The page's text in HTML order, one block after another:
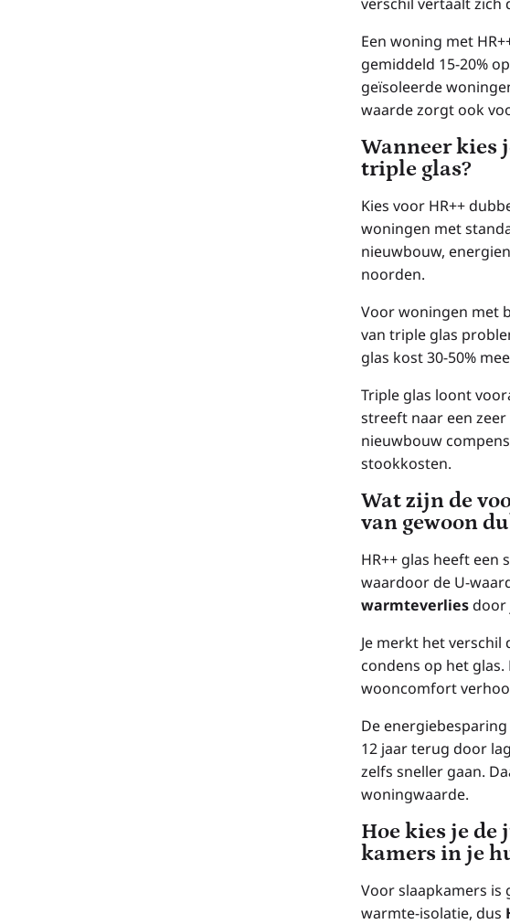
Een woning met
gemiddeld 15-20%
geïsoleerde
waarde zorgt ook
Wanneer kies
triple glas?
Kies voor HR++
woningen met
nieuwbouw,
noorden.
Voor woningen met
van triple glas
glas kost 30-50%
Triple glas loont
streeft naar een
nieuwbouw
stookkosten.
Wat zijn de
van gewoon
HR++ glas heeft
waardoor de U-
warmteverliesdoor
Je merkt het
condens op het
wooncomfort
De
12 jaar terug door
zelfs sneller gaan.
woningwaarde.
Hoe kies je
kamers in je
Voor slaapkamers is
warmte-isolatie, dus